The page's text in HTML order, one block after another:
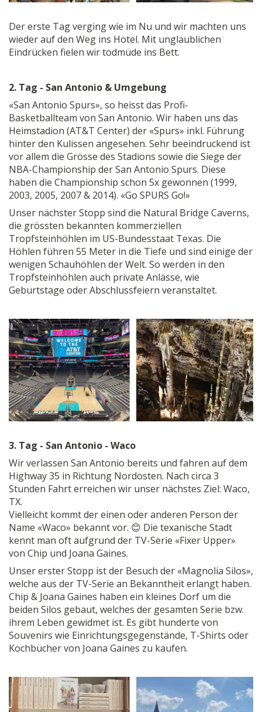
Der erste Tag verging wie im Nu und wir machten uns
wieder auf den Weg ins Hotel. Mit unglaublichen
Eindrücken fielen wir todmüde ins Bett.
2. Tag - San Antonio & Umgebung
«San Antonio Spurs», so heisst das Profi-
Basketballteam von San Antonio. Wir haben uns das
Heimstadion (AT&T Center) der «Spurs» inkl. Führung
hinter den Kulissen angesehen. Sehr beeindruckend ist
vor allem die Grösse des Stadions sowie die Siege der
NBA-Championship der San Antonio Spurs. Diese
haben die Championship schon 5x gewonnen (1999,
2003, 2005, 2007 & 2014). «Go SPURS Go!»
Unser nächster Stopp sind die Natural Bridge Caverns,
die grössten bekannten kommerziellen
Tropfsteinhöhlen im US-Bundesstaat Texas. Die
Höhlen führen 55 Meter in die Tiefe und sind einige der
wenigen Schauhöhlen der Welt. So werden in den
Tropfsteinhöhlen auch private Anlässe, wie
Geburtstage oder Abschlussfeiern veranstaltet.
3. Tag - San Antonio - Waco
Wir verlassen San Antonio bereits und fahren auf dem
Highway 35 in Richtung Nordosten. Nach circa 3
Stunden Fahrt erreichen wir unser nächstes Ziel: Waco,
TX.
Vielleicht kommt der einen oder anderen Person der
Name «Waco» bekannt vor. 😊 Die texanische Stadt
kennt man oft aufgrund der TV-Serie «Fixer Upper»
von Chip und Joana Gaines.
Unser erster Stopp ist der Besuch der «Magnolia Silos»,
welche aus der TV-Serie an Bekanntheit erlangt haben.
Chip & Joana Gaines haben ein kleines Dorf um die
beiden Silos gebaut, welches der gesamten Serie bzw.
ihrem Leben gewidmet ist. Es gibt hunderte von
Souvenirs wie Einrichtungsgegenstände, T-Shirts oder
Kochbücher von Joana Gaines zu kaufen.